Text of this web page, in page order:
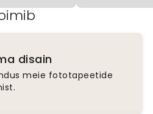
disain
meie fototapeetide